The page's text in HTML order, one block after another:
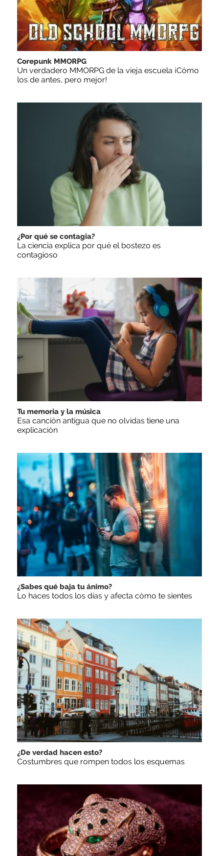
Corepunk MMORPG
Un verdadero MMORPG de la vieja escuela ¡Cómo
los de antes, pero mejor!
¿Por qué se contagia?
La ciencia explica por qué el bostezo es
contagioso
Tu memoria y la música
Esa canción antigua que no olvidas tiene una
explicación
¿Sabes qué baja tu ánimo?
Lo haces todos los días y afecta cómo te sientes
¿De verdad hacen esto?
Costumbres que rompen todos los esquemas